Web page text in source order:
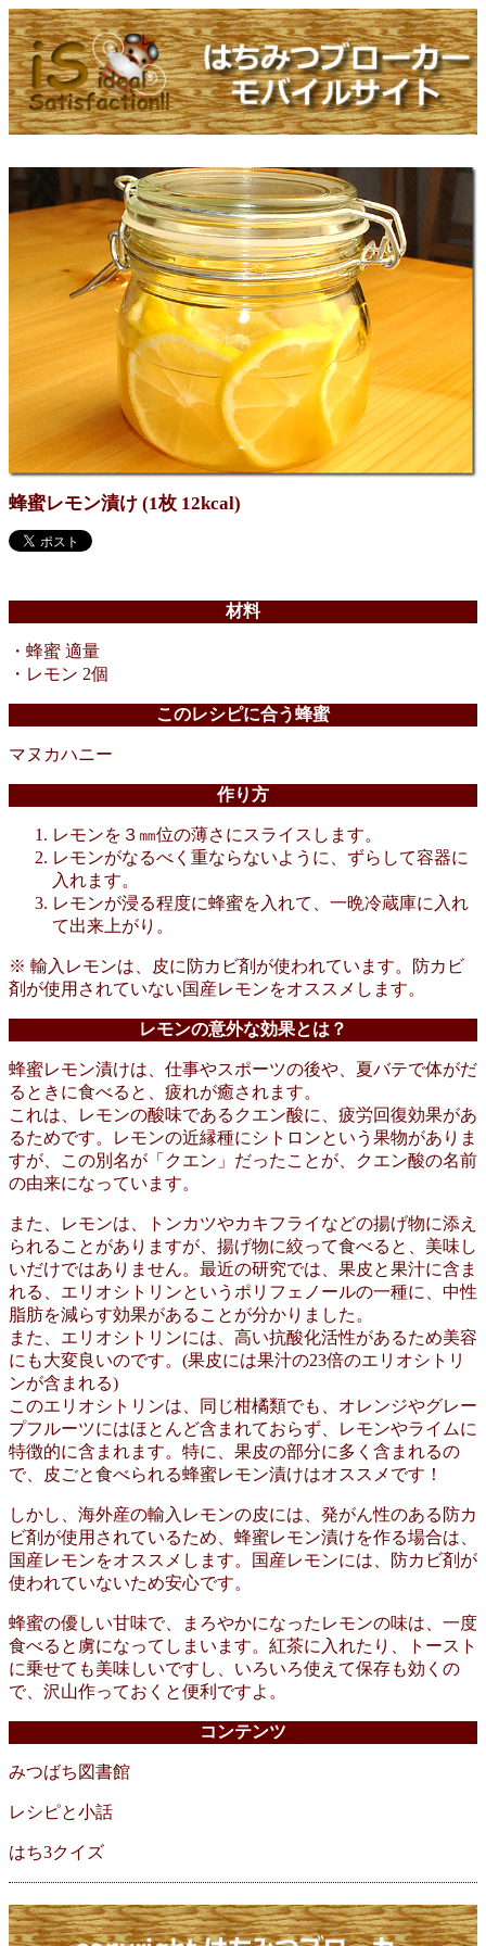
蜂蜜レモン漬け (1枚 12kcal)
材料
・蜂蜜 適量
・レモン 2個
このレシピに合う蜂蜜
マヌカハニー
作り方
レモンを３㎜位の薄さにスライスします。
レモンがなるべく重ならないように、ずらして容器に
入れます。
レモンが浸る程度に蜂蜜を入れて、一晩冷蔵庫に入れ
て出来上がり。
※ 輸入レモンは、皮に防カビ剤が使われています。防カビ
剤が使用されていない国産レモンをオススメします。
レモンの意外な効果とは？
蜂蜜レモン漬けは、仕事やスポーツの後や、夏バテで体がだ
るときに食べると、疲れが癒されます。
これは、レモンの酸味であるクエン酸に、疲労回復効果があ
るためです。レモンの近縁種にシトロンという果物がありま
すが、この別名が「クエン」だったことが、クエン酸の名前
の由来になっています。
また、レモンは、トンカツやカキフライなどの揚げ物に添え
られることがありますが、揚げ物に絞って食べると、美味し
いだけではありません。最近の研究では、果皮と果汁に含ま
れる、エリオシトリンというポリフェノールの一種に、中性
脂肪を減らす効果があることが分かりました。
また、エリオシトリンには、高い抗酸化活性があるため美容
にも大変良いのです。(果皮には果汁の23倍のエリオシトリ
ンが含まれる)
このエリオシトリンは、同じ柑橘類でも、オレンジやグレー
プフルーツにはほとんど含まれておらず、レモンやライムに
特徴的に含まれます。特に、果皮の部分に多く含まれるの
で、皮ごと食べられる蜂蜜レモン漬けはオススメです！
しかし、海外産の輸入レモンの皮には、発がん性のある防カ
ビ剤が使用されているため、蜂蜜レモン漬けを作る場合は、
国産レモンをオススメします。国産レモンには、防カビ剤が
使われていないため安心です。
蜂蜜の優しい甘味で、まろやかになったレモンの味は、一度
食べると虜になってしまいます。紅茶に入れたり、トースト
に乗せても美味しいですし、いろいろ使えて保存も効くの
で、沢山作っておくと便利ですよ。
コンテンツ
みつばち図書館
レシピと小話
はち3クイズ